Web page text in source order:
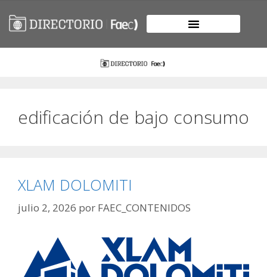
edificación de bajo consumo
XLAM DOLOMITI
julio 2, 2026 por FAEC_CONTENIDOS